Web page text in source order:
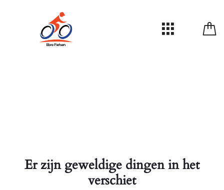
Er zijn geweldige dingen in het
verschiet